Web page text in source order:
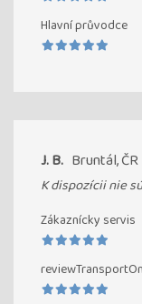
Hlavní průvodce
J. B. Bruntál, ČR
K dispozícii nie
Zákaznícky servis